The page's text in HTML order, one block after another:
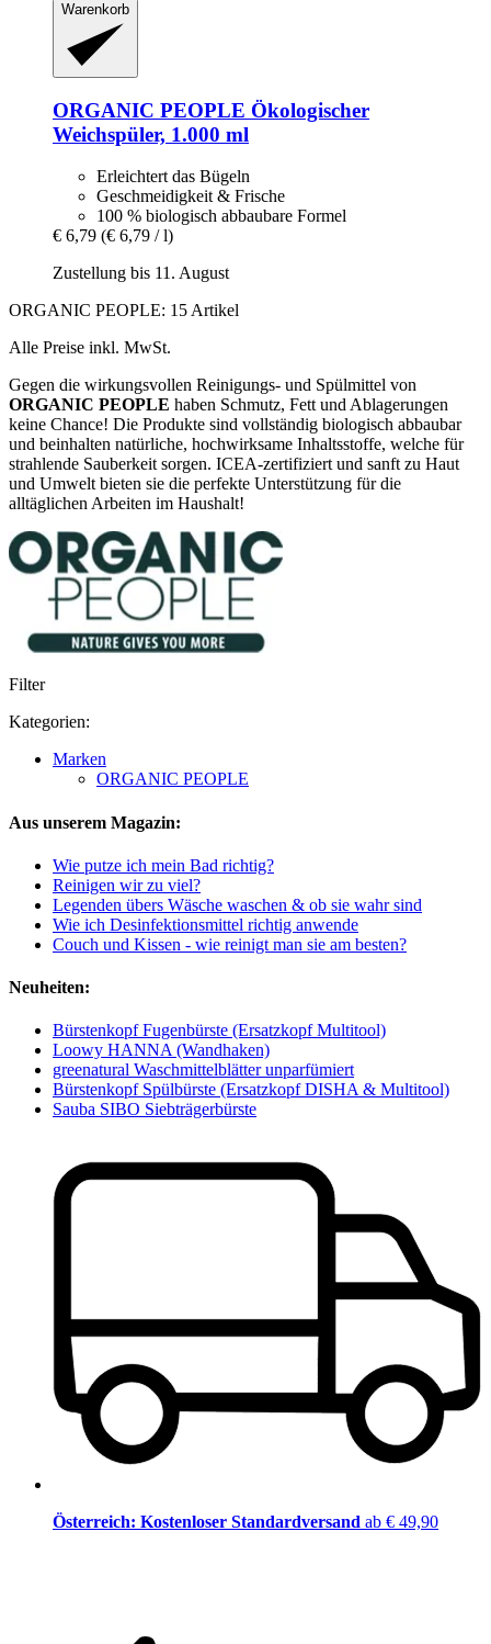
Warenkorb
ORGANIC PEOPLE Ökologischer
Weichspüler, 1.000 ml
Erleichtert das Bügeln
Geschmeidigkeit & Frische
100 % biologisch abbaubare Formel
€ 6,79 (€ 6,79 / l)
Zustellung bis 11. August
ORGANIC PEOPLE: 15 Artikel
Alle Preise inkl. MwSt.
Gegen die wirkungsvollen Reinigungs- und Spülmittel von
ORGANIC PEOPLE haben Schmutz, Fett und Ablagerungen
keine Chance! Die Produkte sind vollständig biologisch abbaubar
und beinhalten natürliche, hochwirksame Inhaltsstoffe, welche für
strahlende Sauberkeit sorgen. ICEA-zertifiziert und sanft zu Haut
und Umwelt bieten sie die perfekte Unterstützung für die
alltäglichen Arbeiten im Haushalt!
Filter
Kategorien:
Marken
ORGANIC PEOPLE
Aus unserem Magazin:
Wie putze ich mein Bad richtig?
Reinigen wir zu viel?
Legenden übers Wäsche waschen & ob sie wahr sind
Wie ich Desinfektionsmittel richtig anwende
Couch und Kissen - wie reinigt man sie am besten?
Neuheiten:
Bürstenkopf Fugenbürste (Ersatzkopf Multitool)
Loowy HANNA (Wandhaken)
greenatural Waschmittelblätter unparfümiert
Bürstenkopf Spülbürste (Ersatzkopf DISHA & Multitool)
Sauba SIBO Siebträgerbürste
Österreich: Kostenloser Standardversand ab € 49,90